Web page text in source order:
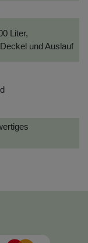
Liter,
und Auslauf